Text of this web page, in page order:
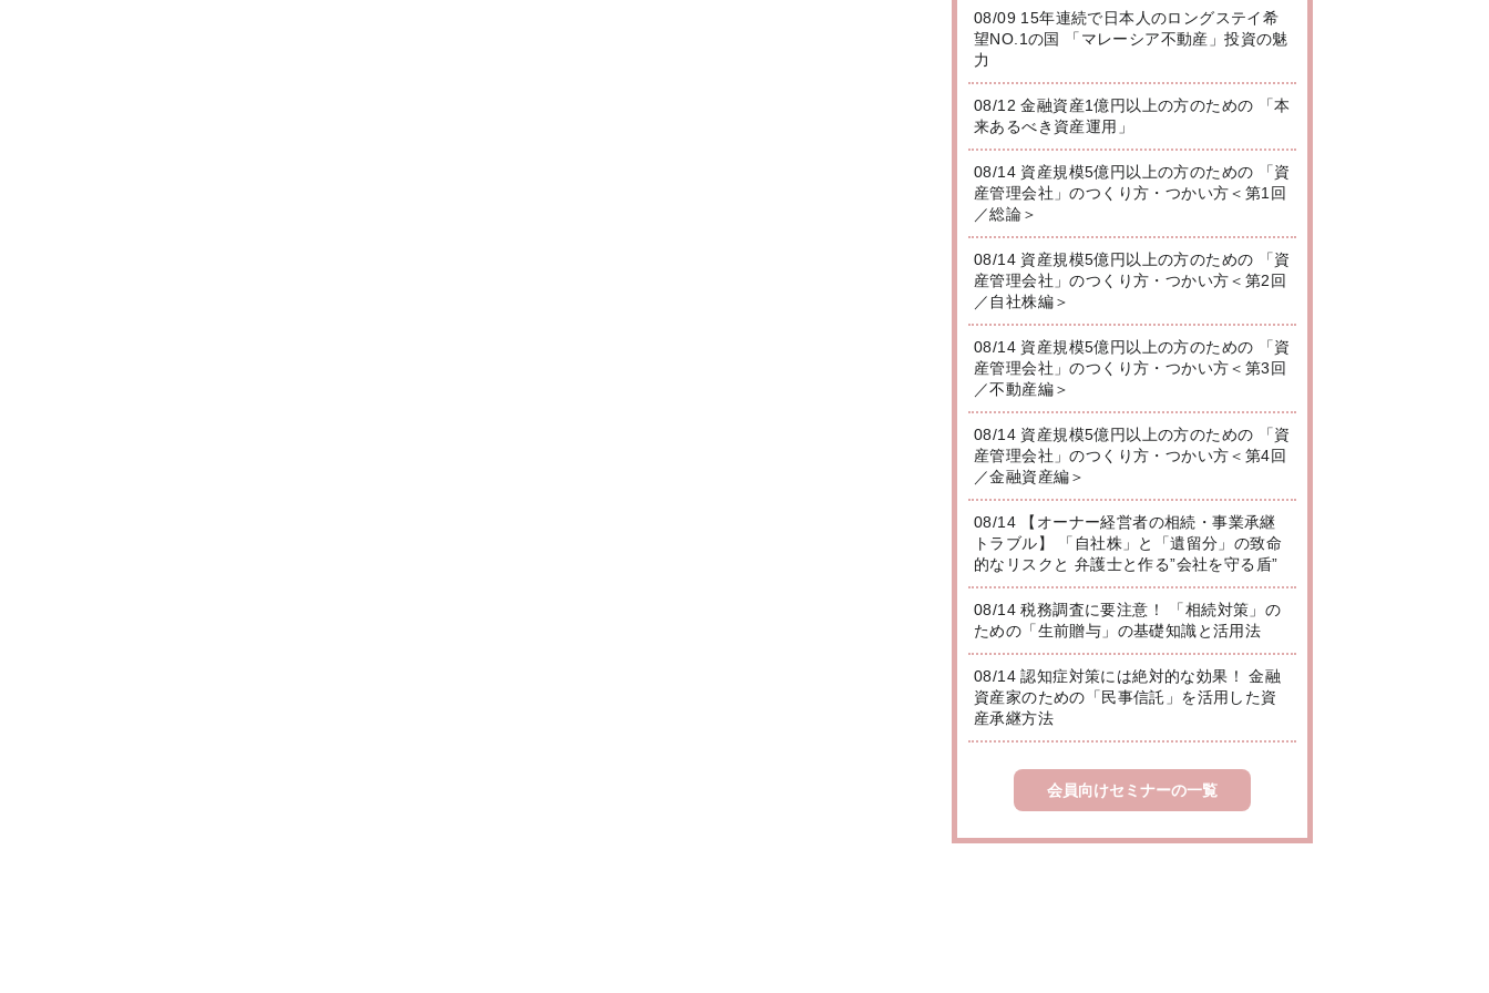
08/09 15年連続で日本人のロングステイ希
望NO.1の国 「マレーシア不動産」投資の魅
力
08/12 金融資産1億円以上の方のための 「本
来あるべき資産運用」
08/14 資産規模5億円以上の方のための 「資
産管理会社」のつくり方・つかい方＜第1回
／総論＞
08/14 資産規模5億円以上の方のための 「資
産管理会社」のつくり方・つかい方＜第2回
／自社株編＞
08/14 資産規模5億円以上の方のための 「資
産管理会社」のつくり方・つかい方＜第3回
／不動産編＞
08/14 資産規模5億円以上の方のための 「資
産管理会社」のつくり方・つかい方＜第4回
／金融資産編＞
08/14 【オーナー経営者の相続・事業承継
トラブル】 「自社株」と「遺留分」の致命
的なリスクと 弁護士と作る”会社を守る盾”
08/14 税務調査に要注意！ 「相続対策」の
ための「生前贈与」の基礎知識と活用法
08/14 認知症対策には絶対的な効果！ 金融
資産家のための「民事信託」を活用した資
産承継方法
会員向けセミナーの一覧